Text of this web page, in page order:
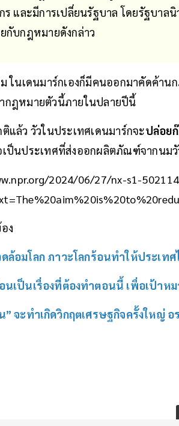
ร และมีการเปลี่ยนรัฐบาล โดยรัฐบา
กับกฎหมายดังกล่าว
ม ในเดนมาร์กเองก็มีคนออกมาคัดค้า
กฎหมายตัวนี้ภายในปลายปีนี้
แล้ว วัวในประเทศเดนมาร์กจะปล่อย
เป็นประเทศที่ส่งออกผลิตภัณฑ์จากนม
2024/06/27/nx-s1-
ง
ล้อมโลก ภาวะโลกร้อนทำให้ประเท
นเป็นเรื่องที่ต้องทำตอนนี้ เพื่อเป้าห
” จะทำเกิดวิกฤตเศรษฐกิจครั้งใหญ่ อ